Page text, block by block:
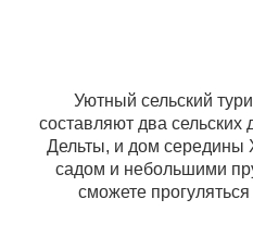
Уютный сельский
составляют два
Дельты, и дом середины
садом и небольшими
сможете